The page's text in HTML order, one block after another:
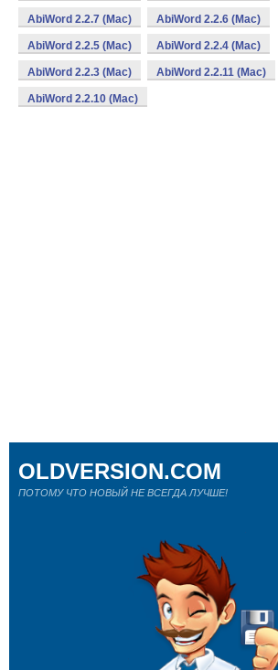
AbiWord 2.2.7 (Mac) AbiWord 2.2.6 (Mac)
AbiWord 2.2.5 (Mac) AbiWord 2.2.4 (Mac)
AbiWord 2.2.3 (Mac) AbiWord 2.2.11 (Mac)
AbiWord 2.2.10 (Mac)
OLDVERSION.COM
ПОТОМУ ЧТО НОВЫЙ НЕ ВСЕГДА ЛУЧШЕ!